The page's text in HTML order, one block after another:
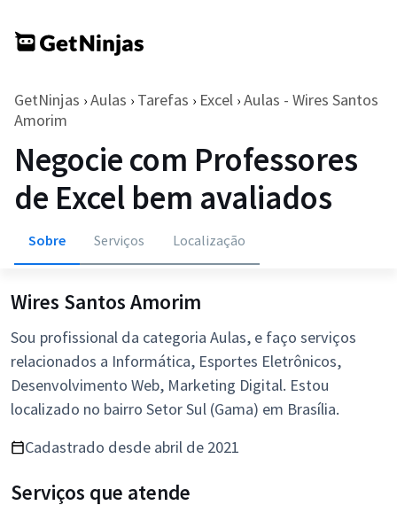
GetNinjas › Aulas › Tarefas › Excel › Aulas - Wires Santos
Amorim
Negocie com Professores
de Excel bem avaliados
Sobre Serviços Localização
Wires Santos Amorim
Sou profissional da categoria Aulas, e faço serviços
relacionados a Informática, Esportes Eletrônicos,
Desenvolvimento Web, Marketing Digital. Estou
localizado no bairro Setor Sul (Gama) em Brasília.
Cadastrado desde abril de 2021
Serviços que atende